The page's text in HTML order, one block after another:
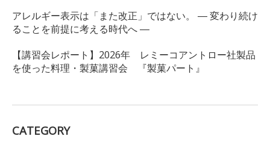
アレルギー表示は「また改正」ではない。 ― 変わり続け
ることを前提に考える時代へ ―
【講習会レポート】2026年 レミーコアントロー社製品
を使った料理・製菓講習会 『製菓パート』
CATEGORY